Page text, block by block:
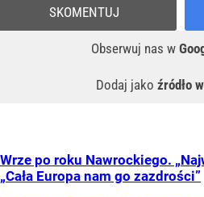
Obserwuj nas w
Dodaj jako źródło
SKOMENTUJ
Wrze po roku Nawrockiego.
„Cała Europa nam go zazdrości”